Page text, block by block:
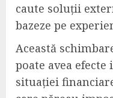
caute soluții
bazeze pe
Această
poate avea
situației